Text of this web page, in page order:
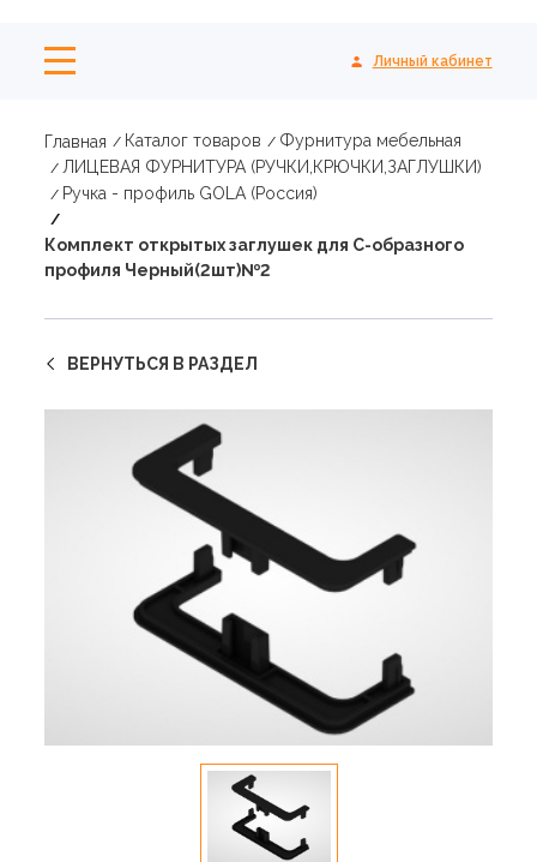
Личный кабинет
Главная Каталог товаров
Фурнитура мебельная
ЛИЦЕВАЯ ФУРНИТУРА (РУЧКИ,КРЮЧКИ,ЗАГЛУШКИ)
Ручка - профиль GOLA (Россия)
Комплект открытых заглушек для С-образного
профиля Черный(2шт)№2
ВЕРНУТЬСЯ В РАЗДЕЛ